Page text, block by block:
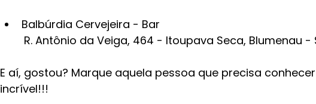
Balbúrdia Cervejeira - Bar
R. Antônio da Veiga, 464 - Itoupava Seca, Blumenau -
E aí, gostou? Marque aquela pessoa que precisa conhecer
incrível!!!